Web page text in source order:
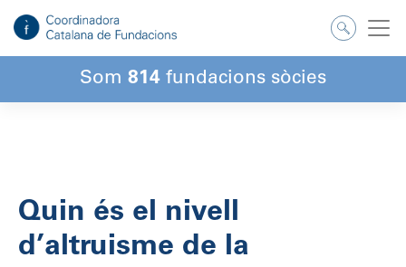
contingut
Som 814 fundacions sòcies
Quin és el nivell
d’altruisme de la